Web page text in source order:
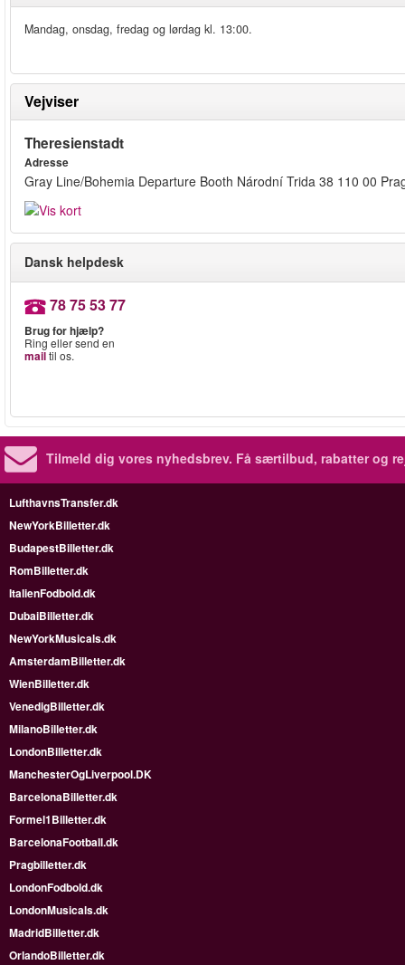
Mandag, onsdag, fredag og lørdag kl. 13:00.
Vejviser
Theresienstadt
Adresse
Gray Line/Bohemia Departure Booth Národní Trida 38 110 00
Dansk helpdesk
78 75 53 77
Brug for hjælp?
Ring eller send en
mailtil os.
Tilmeld dig vores nyhedsbrev. Få særtilbud, rabatter og
LufthavnsTransfer.dk
NewYorkBilletter.dk
BudapestBilletter.dk
RomBilletter.dk
ItalienFodbold.dk
DubaiBilletter.dk
NewYorkMusicals.dk
AmsterdamBilletter.dk
WienBilletter.dk
VenedigBilletter.dk
MilanoBilletter.dk
LondonBilletter.dk
ManchesterOgLiverpool.DK
BarcelonaBilletter.dk
Formel1Billetter.dk
BarcelonaFootball.dk
Pragbilletter.dk
LondonFodbold.dk
LondonMusicals.dk
MadridBilletter.dk
OrlandoBilletter.dk